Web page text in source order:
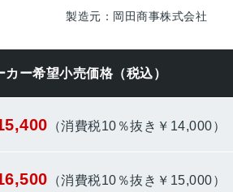
製造元：岡田商事株式会社
カー希望小売価格（税込）
（消費税10％抜き￥14,000）
（消費税10％抜き￥15,000）